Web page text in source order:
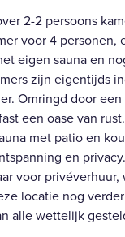
2-2 persoons
voor 4 personen,
eigen sauna en
zijn eigentijds
Omringd door
een oase van
met patio en
en
voor privéverhuur,
locatie nog
alle wettelijk